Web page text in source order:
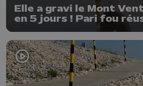
Elle a gravi le Mont
en 5 jours ! Pari fou